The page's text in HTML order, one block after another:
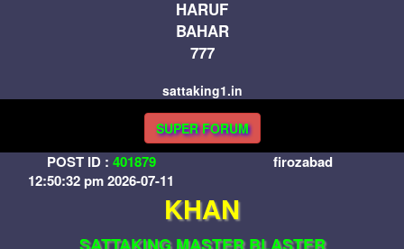
HARUF
BAHAR
777
sattaking1.in
SUPER FORUM
POST ID : 401879
12:50:32 pm 2026-07-11
firozabad
KHAN